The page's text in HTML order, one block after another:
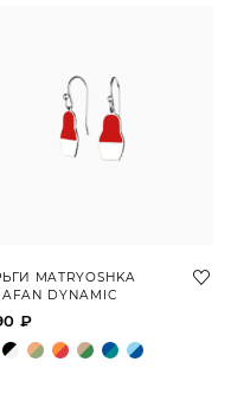
MATRYOSHKA
DYNAMIC
₽